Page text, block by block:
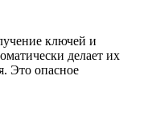
ключей и
делает их
Это опасное